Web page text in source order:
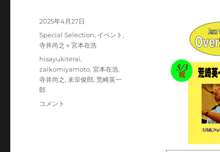
投
日:
2025年4月27日
カ
テ
ゴ
ー
Special Selection, イベント ,
寺井尚之＋宮本在浩
タ
グ
hisayukiterai,
zaikomiyamoto,宮本在浩,
寺井尚之, 末宗俊郎,荒崎英一
郎
大
コメント